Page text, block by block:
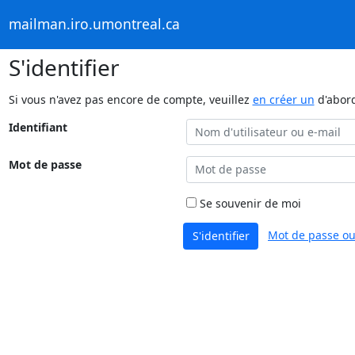
mailman.iro.umontreal.ca
S'identifier
Si vous n'avez pas encore de compte, veuillez en créer un
Identifiant
Mot de passe
Se souvenir de moi
S'identifier Mot de passe